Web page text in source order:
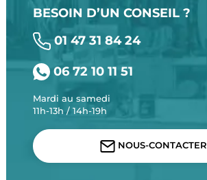
BESOIN D’UN CONSEIL ?
01 47 31 84 24
06 72 10 11 51
Mardi au samedi
11h-13h / 14h-19h
NOUS-CONTACTER